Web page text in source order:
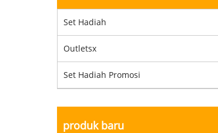
Set Hadiah
Outletsx
Set Hadiah Promosi
produk baru